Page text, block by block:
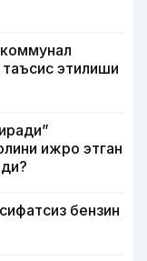
этилиши
ижро этган
бензин